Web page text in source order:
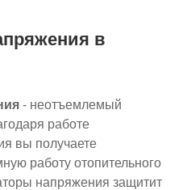
в
- неотъемлемый
работе
вы получаете
работу отопительного
напряжения защитит